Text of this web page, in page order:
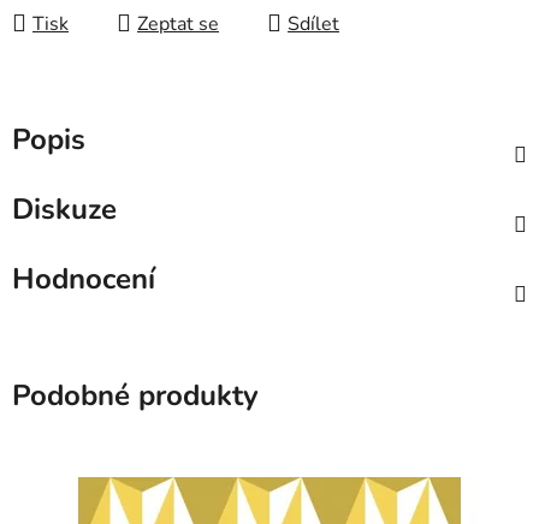
Tisk Zeptat se Sdílet
Popis
Diskuze
Hodnocení
Podobné produkty